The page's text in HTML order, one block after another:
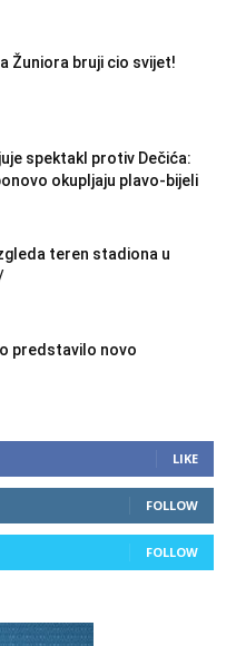
Žuniora bruji cio svijet!
spektakl protiv Dečića:
okupljaju plavo-bijeli
teren stadiona u
predstavilo novo
LIKE
FOLLOW
FOLLOW